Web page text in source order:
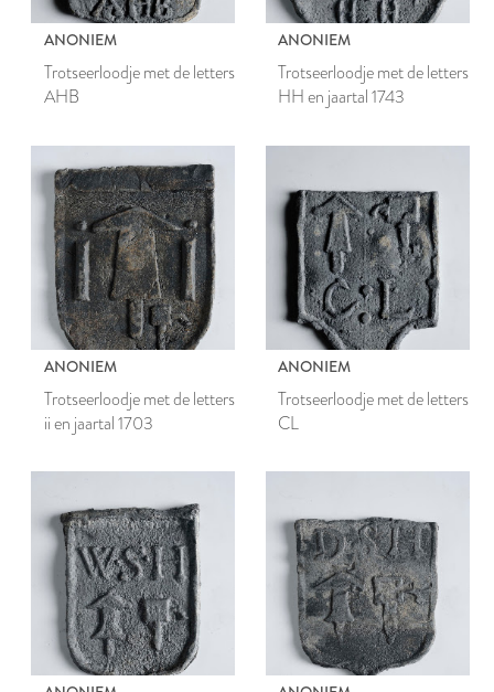
ANONIEM
Trotseerloodje met de letters
AHB
ANONIEM
Trotseerloodje met de letters
HH en jaartal 1743
ANONIEM
Trotseerloodje met de letters
ii en jaartal 1703
ANONIEM
Trotseerloodje met de letters
CL